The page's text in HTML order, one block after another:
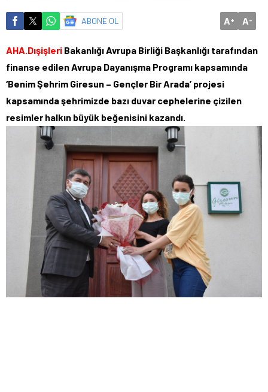
ABONE OL A+ A-
AHA.Dışişleri Bakanlığı Avrupa Birliği Başkanlığı tarafından
finanse edilen Avrupa Dayanışma Programı kapsamında
‘Benim Şehrim Giresun – Gençler Bir Arada’ projesi
kapsamında şehrimizde bazı duvar cephelerine çizilen
resimler halkın büyük beğenisini kazandı.